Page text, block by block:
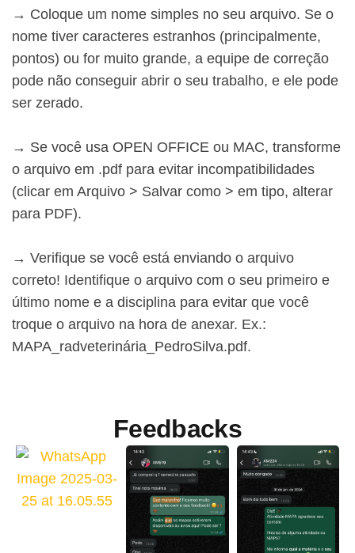
→ Coloque um nome simples no seu arquivo. Se o
nome tiver caracteres estranhos (principalmente,
pontos) ou for muito grande, a equipe de correção
pode não conseguir abrir o seu trabalho, e ele pode
ser zerado.
→ Se você usa OPEN OFFICE ou MAC, transforme
o arquivo em .pdf para evitar incompatibilidades
(clicar em Arquivo > Salvar como > em tipo, alterar
para PDF).
→ Verifique se você está enviando o arquivo
correto! Identifique o arquivo com o seu primeiro e
último nome e a disciplina para evitar que você
troque o arquivo na hora de anexar. Ex.:
MAPA_radveterinária_PedroSilva.pdf.
Feedbacks